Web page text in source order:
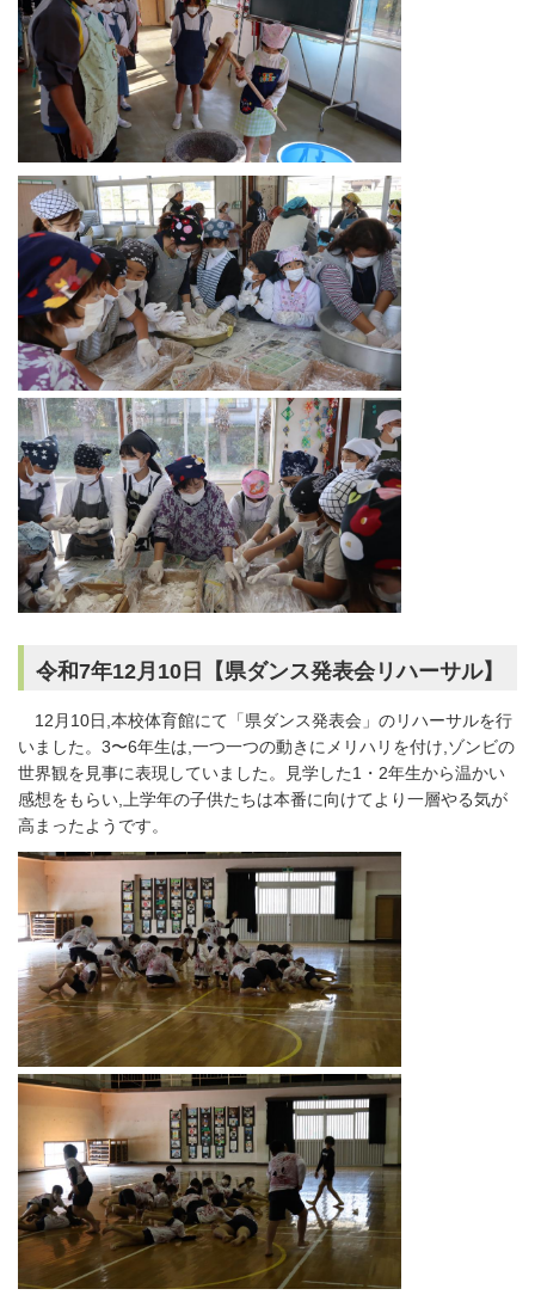
令和7年12月10日【県ダンス発表会リハーサル】
12月10日,本校体育館にて「県ダンス発表会」のリハーサルを行
いました。3〜6年生は,一つ一つの動きにメリハリを付け,ゾンビの
世界観を見事に表現していました。見学した1・2年生から温かい
感想をもらい,上学年の子供たちは本番に向けてより一層やる気が
高まったようです。